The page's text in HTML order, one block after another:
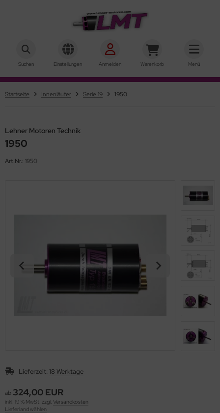
Suchen Einstellungen Anmelden Warenkorb Menü
Startseite Innenläufer Serie 19 1950
Lehner Motoren Technik
1950
Art.Nr.: 1950
Lieferzeit: 18 Werktage
ab 324,00 EUR
inkl. 19 % MwSt. zzgl. Versandkosten
Lieferland wählen
41
70